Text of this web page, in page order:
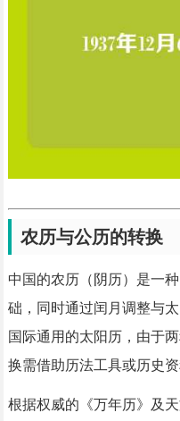
农历与公历的转换
中国的农历（阴历）是一
础，同时通过闰月调整与
国际通用的太阳历，由于
换需借助历法工具或历史资
根据权威的《万年历》及天